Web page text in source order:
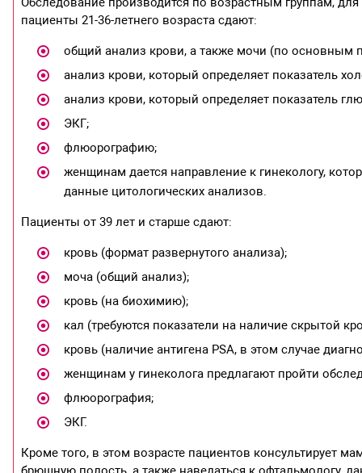
пациенты 21-36-летнего возраста сдают:
общий анализ крови, а также мочи (по основным
анализ крови, который определяет показатель
анализ крови, который определяет показатель
ЭКГ;
флюорографию;
женщинам дается направление к гинекологу,
данные цитологических анализов.
Пациенты от 39 лет и старше сдают:
кровь (формат развернутого анализа);
моча (общий анализ);
кровь (на биохимию);
кал (требуются показатели на наличие скрытой
кровь (наличие антигена PSA, в этом случае
женщинам у гинеколога предлагают пройти
флюорография;
ЭКГ.
Кроме того, в этом возрасте пациентов консультирует